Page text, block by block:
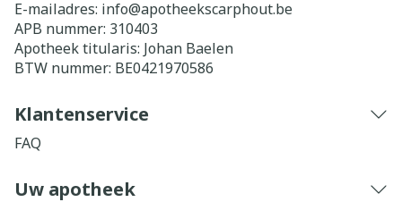
E-mailadres: info@apotheekscarphout.be
APB nummer: 310403
Apotheek titularis: Johan Baelen
BTW nummer: BE0421970586
Klantenservice
FAQ
Uw apotheek